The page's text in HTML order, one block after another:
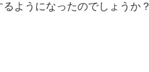
ようになったのでしょうか？